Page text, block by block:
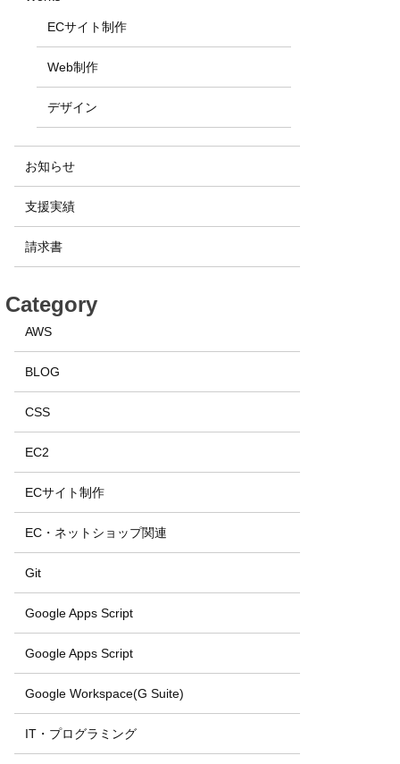
ECサイト制作
Web制作
デザイン
お知らせ
支援実績
請求書
Category
AWS
BLOG
CSS
EC2
ECサイト制作
EC・ネットショップ関連
Git
Google Apps Script
Google Apps Script
Google Workspace(G Suite)
IT・プログラミング